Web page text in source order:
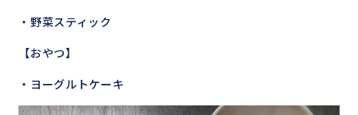
・野菜スティック
【おやつ】
・ヨーグルトケーキ